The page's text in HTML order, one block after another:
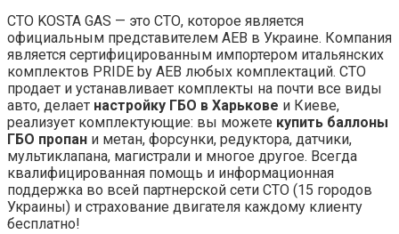
СТО KOSTA GAS — это СТО, которое является
официальным представителем АЕВ в Украине. Компания
является сертифицированным импортером итальянских
комплектов PRIDE by AEB любых комплектаций. СТО
продает и устанавливает комплекты на почти все виды
авто, делает настройку ГБО в Харькове и Киеве,
реализует комплектующие: вы можете купить баллоны
ГБО пропан и метан, форсунки, редуктора, датчики,
мультиклапана, магистрали и многое другое. Всегда
квалифицированная помощь и информационная
поддержка во всей партнерской сети СТО (15 городов
Украины) и страхование двигателя каждому клиенту
бесплатно!